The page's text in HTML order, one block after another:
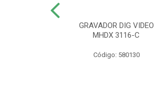
GRAVADOR DIG VIDEO
MHDX 3116-C
Código: 580130